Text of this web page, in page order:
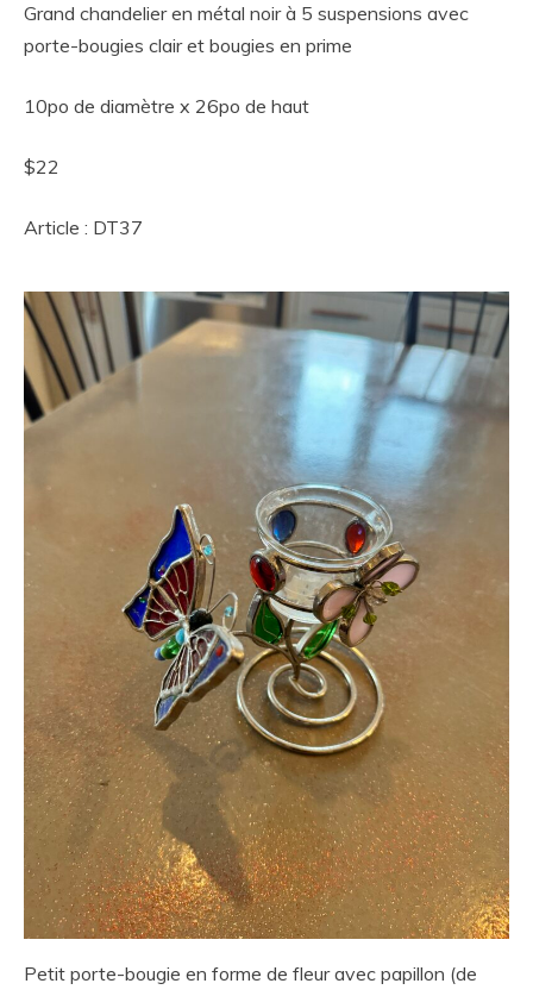
Grand chandelier en métal noir à 5 suspensions avec
porte-bougies clair et bougies en prime
10po de diamètre x 26po de haut
$22
Article : DT37
Petit porte-bougie en forme de fleur avec papillon (de